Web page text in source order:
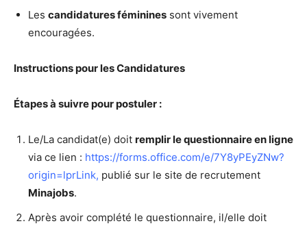
Les candidatures féminines sont vivement
encouragées.
Instructions pour les Candidatures
Étapes à suivre pour postuler :
Le/La candidat(e) doit remplir le questionnaire en ligne
via ce lien : https://forms.office.com/e/7Y8yPEyZNw?
origin=lprLink, publié sur le site de recrutement
Minajobs.
Après avoir complété le questionnaire, il/elle doit